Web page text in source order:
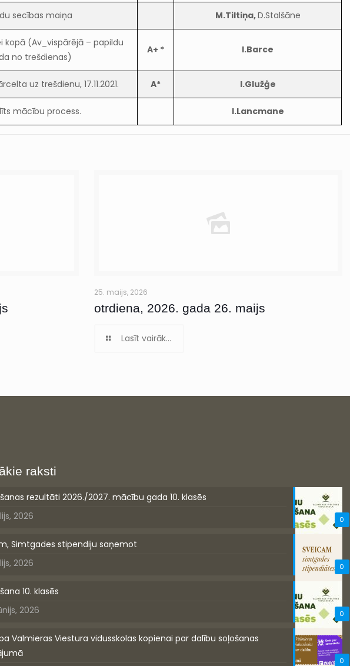
secības maiņa M.Tiltiņa,D.Stalšāne
kopā (Av_vispārējā – papildu
no trešdienas)
A+ * I.Barce
uz trešdienu, 17.11.2021. A* I.Glužģe
mācību process. I.Lancmane
25. maijs, 2026
otrdiena, 2026. gada 26. maijs
Lasīt vairāk...
raksti
0
rezultāti 2026./2027. mācību gada 10. klasēs
2026
0
Simtgades stipendiju saņemot
2026
0
10. klasēs
2026
0
Valmieras Viestura vidusskolas kopienai par dalību soļošanas